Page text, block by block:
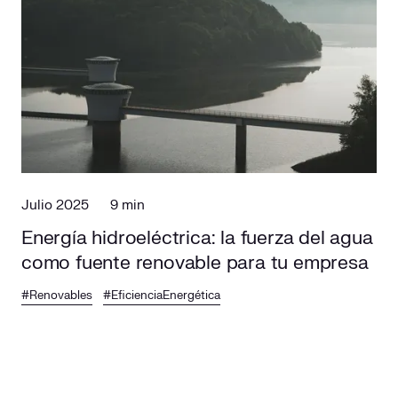
Julio 2025 9 min
Energía hidroeléctrica: la fuerza del agua
como fuente renovable para tu empresa
#Renovables #EficienciaEnergética